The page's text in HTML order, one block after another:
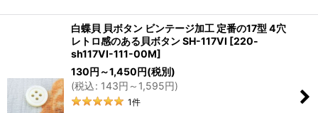
白蝶貝 貝ボタン ビンテージ加工 定番の17型 4穴
レトロ感のある貝ボタン SH-117VI [220-
sh117VI-111-00M]
130円 ～1,450円(税別)
(税込: 143円 ～1,595円)
1件